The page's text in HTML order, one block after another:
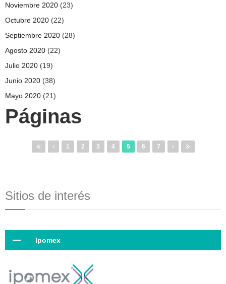
Noviembre 2020 (23)
Octubre 2020 (22)
Septiembre 2020 (28)
Agosto 2020 (22)
Julio 2020 (19)
Junio 2020 (38)
Mayo 2020 (21)
Páginas
1 2 3 4 5 6 7
Sitios de interés
Ipomex